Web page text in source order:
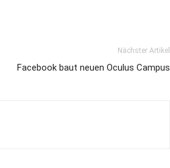
Nächster Artikel
Facebook baut neuen Oculus Campus